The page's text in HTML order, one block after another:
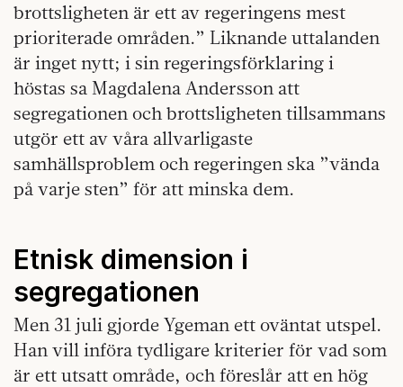
brottsligheten är ett av regeringens mest
prioriterade områden.” Liknande uttalanden
är inget nytt; i sin regeringsförklaring i
höstas sa Magdalena Andersson att
segregationen och brottsligheten tillsammans
utgör ett av våra allvarligaste
samhällsproblem och regeringen ska ”vända
på varje sten” för att minska dem.
Etnisk dimension i
segregationen
Men 31 juli gjorde Ygeman ett oväntat utspel.
Han vill införa tydligare kriterier för vad som
är ett utsatt område, och föreslår att en hög